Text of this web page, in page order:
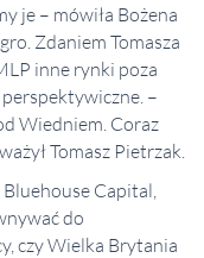
je – mówiła Bożena
Zdaniem Tomasza
inne rynki poza
–
Wiedniem. Coraz
Tomasz Pietrzak.
Capital,
do
czy Wielka Brytania